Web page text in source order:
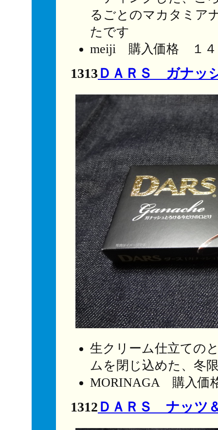
るごとのマカタミア
たです
meiji 購入価格 １４
1313 ＤＡＲＳ ガナッ
生クリーム仕立ての
ムを閉じ込めた、冬
MORINAGA 購入価
1312 ＤＡＲＳ ナッツ